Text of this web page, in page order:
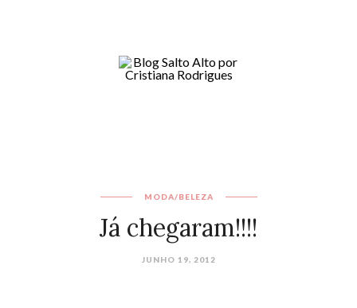
MODA/BELEZA
Já chegaram!!!!
JUNHO 19, 2012